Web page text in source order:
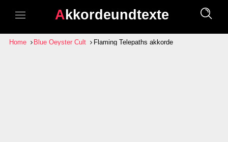
Akkordeundtexte
Home Blue Oeyster Cult Flaming Telepaths akkorde